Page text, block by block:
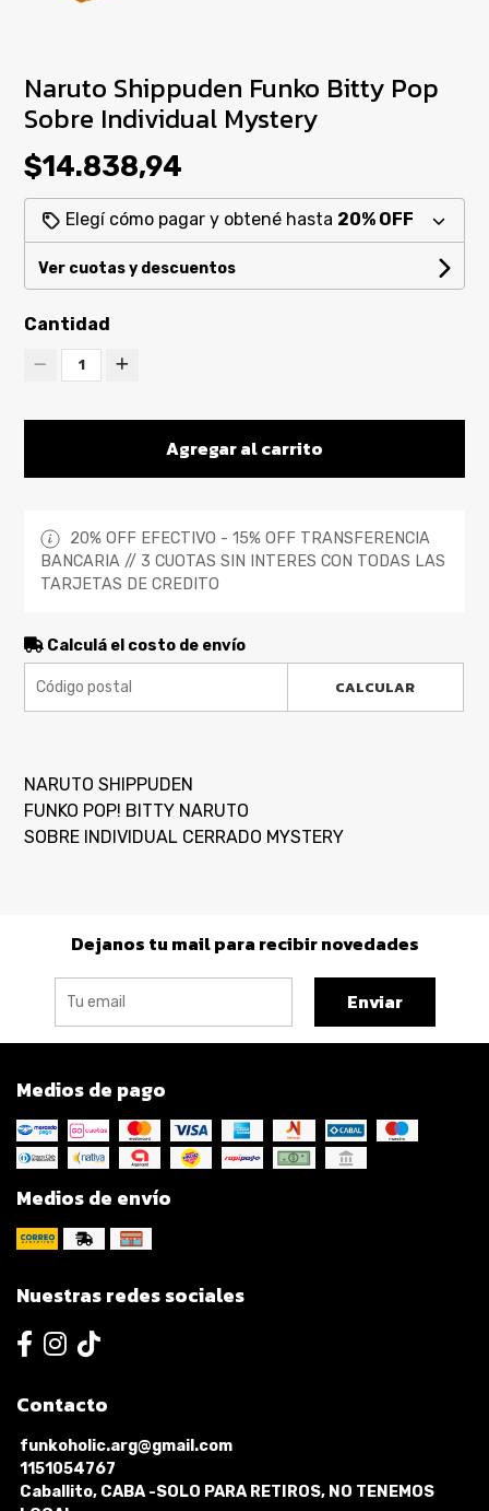
Naruto Shippuden Funko Bitty Pop
Sobre Individual Mystery
$14.838,94
Elegí cómo pagar y obtené hasta 20% OFF
Ver cuotas y descuentos
Cantidad
1
Agregar al carrito
20% OFF EFECTIVO - 15% OFF TRANSFERENCIA
BANCARIA // 3 CUOTAS SIN INTERES CON TODAS LAS
TARJETAS DE CREDITO
Calculá el costo de envío
CALCULAR
NARUTO SHIPPUDEN
FUNKO POP! BITTY NARUTO
SOBRE INDIVIDUAL CERRADO MYSTERY
Dejanos tu mail para recibir novedades
Enviar
Medios de pago
Medios de envío
Nuestras redes sociales
Contacto
funkoholic.arg@gmail.com
1151054767
Caballito, CABA -SOLO PARA RETIROS, NO TENEMOS